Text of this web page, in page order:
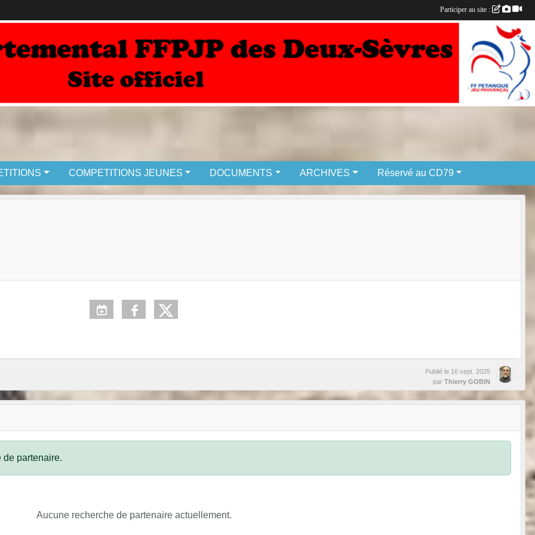
COMPETITIONS JEUNES DOCUMENTS ARCHIVES Réservé au CD79
Publié le 16 sept. 2025
par Thierry GOBIN
de partenaire.
Aucune recherche de partenaire actuellement.
Participer au site :